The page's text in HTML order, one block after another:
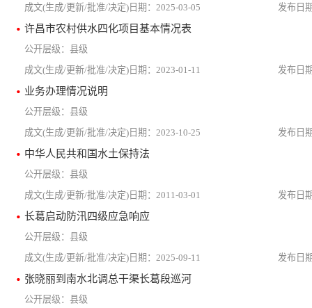
2025-03-05
许昌市农村供水四化项目基本情况表
县级
2023-01-11
业务办理情况说明
县级
2023-10-25
中华人民共和国水土保持法
县级
2011-03-01
长葛启动防汛四级应急响应
县级
2025-09-11
张晓丽到南水北调总干渠长葛段巡河
县级